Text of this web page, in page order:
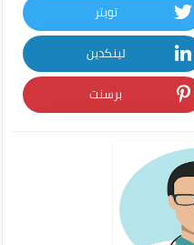
تويتر
لينكدين
برسنت